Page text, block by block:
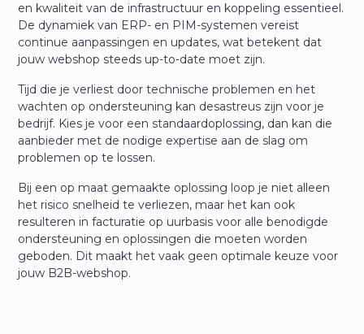
en kwaliteit van de infrastructuur en koppeling essentieel.
De dynamiek van ERP- en PIM-systemen vereist
continue aanpassingen en updates, wat betekent dat
jouw webshop steeds up-to-date moet zijn.
Tijd die je verliest door technische problemen en het
wachten op ondersteuning kan desastreus zijn voor je
bedrijf. Kies je voor een standaardoplossing, dan kan die
aanbieder met de nodige expertise aan de slag om
problemen op te lossen.
Bij een op maat gemaakte oplossing loop je niet alleen
het risico snelheid te verliezen, maar het kan ook
resulteren in facturatie op uurbasis voor alle benodigde
ondersteuning en oplossingen die moeten worden
geboden. Dit maakt het vaak geen optimale keuze voor
jouw B2B-webshop.